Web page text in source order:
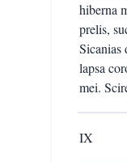
hiberna
prelis,
Sicanias
lapsa
mei.
IX